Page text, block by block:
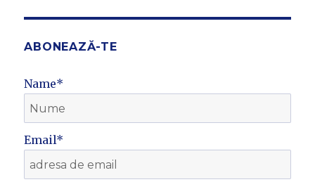
ABONEAZĂ-TE
Name*
Email*